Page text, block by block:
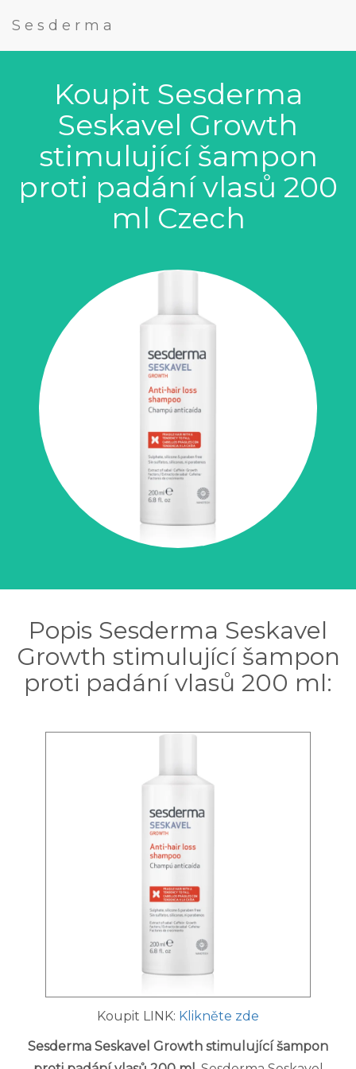
Sesderma
Koupit Sesderma
Seskavel Growth
stimulující šampon
proti padání vlasů 200
ml Czech
Popis Sesderma Seskavel
Growth stimulující šampon
proti padání vlasů 200 ml:
Koupit LINK: Klikněte zde
Sesderma Seskavel Growth stimulující šampon